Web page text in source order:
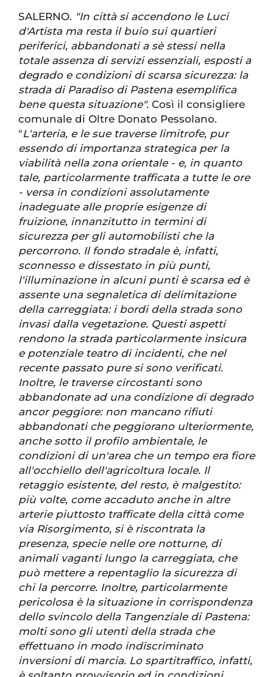
SALERNO. "In città si accendono le Luci
d'Artista ma resta il buio sui quartieri
periferici, abbandonati a sè stessi nella
totale assenza di servizi essenziali, esposti a
degrado e condizioni di scarsa sicurezza: la
strada di Paradiso di Pastena esemplifica
bene questa situazione". Così il consigliere
comunale di Oltre Donato Pessolano.
"L'arteria, e le sue traverse limitrofe, pur
essendo di importanza strategica per la
viabilità nella zona orientale - e, in quanto
tale, particolarmente trafficata a tutte le ore
- versa in condizioni assolutamente
inadeguate alle proprie esigenze di
fruizione, innanzitutto in termini di
sicurezza per gli automobilisti che la
percorrono. Il fondo stradale è, infatti,
sconnesso e dissestato in più punti,
l'illuminazione in alcuni punti è scarsa ed è
assente una segnaletica di delimitazione
della carreggiata: i bordi della strada sono
invasi dalla vegetazione. Questi aspetti
rendono la strada particolarmente insicura
e potenziale teatro di incidenti, che nel
recente passato pure si sono verificati.
Inoltre, le traverse circostanti sono
abbandonate ad una condizione di degrado
ancor peggiore: non mancano rifiuti
abbandonati che peggiorano ulteriormente,
anche sotto il profilo ambientale, le
condizioni di un'area che un tempo era fiore
all'occhiello dell'agricoltura locale. Il
retaggio esistente, del resto, è malgestito:
più volte, come accaduto anche in altre
arterie piuttosto trafficate della città come
via Risorgimento, si è riscontrata la
presenza, specie nelle ore notturne, di
animali vaganti lungo la carreggiata, che
può mettere a repentaglio la sicurezza di
chi la percorre. Inoltre, particolarmente
pericolosa è la situazione in corrispondenza
dello svincolo della Tangenziale di Pastena:
molti sono gli utenti della strada che
effettuano in modo indiscriminato
inversioni di marcia. Lo spartitraffico, infatti,